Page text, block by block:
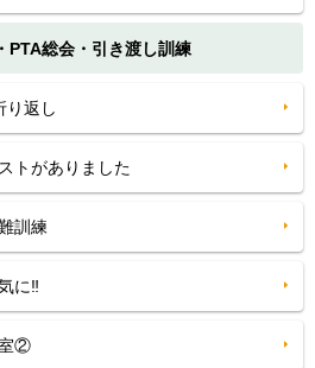
PTA総会・引き渡し訓練
り返し
トがありました
訓練
に‼
室②